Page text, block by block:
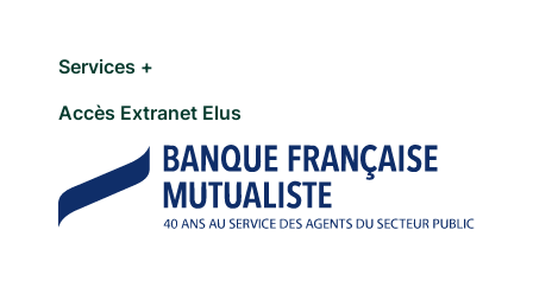
Services +
Accès Extranet Elus